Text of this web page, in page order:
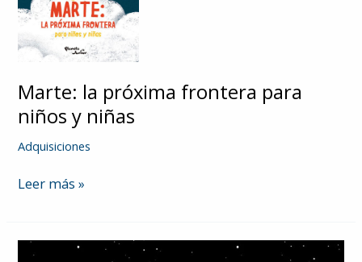
Marte: la próxima frontera para
niños y niñas
Adquisiciones
Marte:
frontera
Leer más »